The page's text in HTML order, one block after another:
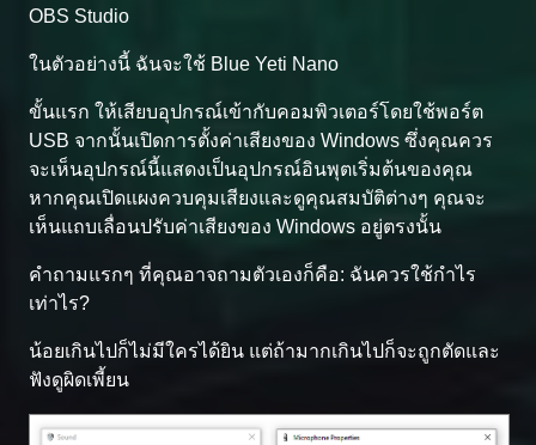
OBS Studio
ในตัวอย่างนี้ ฉันจะใช้ Blue Yeti Nano
ขั้นแรก ให้เสียบอุปกรณ์เข้ากับคอมพิวเตอร์โดยใช้พอร์ต
USB จากนั้นเปิดการตั้งค่าเสียงของ Windows ซึ่งคุณควร
จะเห็นอุปกรณ์นี้แสดงเป็นอุปกรณ์อินพุตเริ่มต้นของคุณ
หากคุณเปิดแผงควบคุมเสียงและดูคุณสมบัติต่างๆ คุณจะ
เห็นแถบเลื่อนปรับค่าเสียงของ Windows อยู่ตรงนั้น
คำถามแรกๆ ที่คุณอาจถามตัวเองก็คือ: ฉันควรใช้กำไร
เท่าไร?
น้อยเกินไปก็ไม่มีใครได้ยิน แต่ถ้ามากเกินไปก็จะถูกตัดและ
ฟังดูผิดเพี้ยน